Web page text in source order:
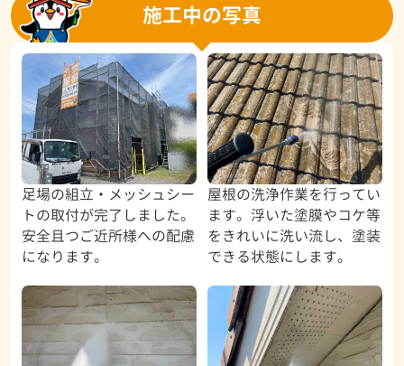
施工中の写真
足場の組立・メッシュシー
トの取付が完了しました。
安全且つご近所様への配慮
になります。
屋根の洗浄作業を行ってい
ます。浮いた塗膜やコケ等
をきれいに洗い流し、塗装
できる状態にします。